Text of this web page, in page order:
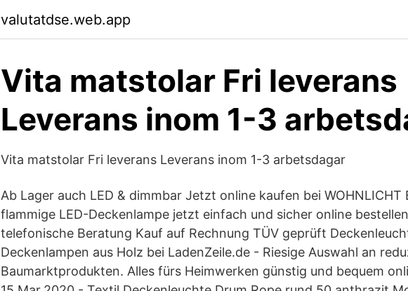
valutatdse.web.app
Vita matstolar Fri leverans
Leverans inom 1-3
Vita matstolar Fri leverans Leverans inom 1-3 arbetsdagar
Ab Lager auch LED & dimmbar Jetzt online kaufen bei
flammige LED-Deckenlampe jetzt einfach und sicher online
telefonische Beratung Kauf auf Rechnung TÜV geprüft
Deckenlampen aus Holz bei LadenZeile.de - Riesige Auswahl an
Baumarktprodukten. Alles fürs Heimwerken günstig und bequem